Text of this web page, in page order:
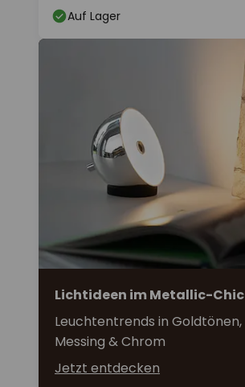
Auf Lager
Lichtideen im Metallic-Chic
Leuchtentrends in Goldtönen,
Messing & Chrom
Jetzt entdecken